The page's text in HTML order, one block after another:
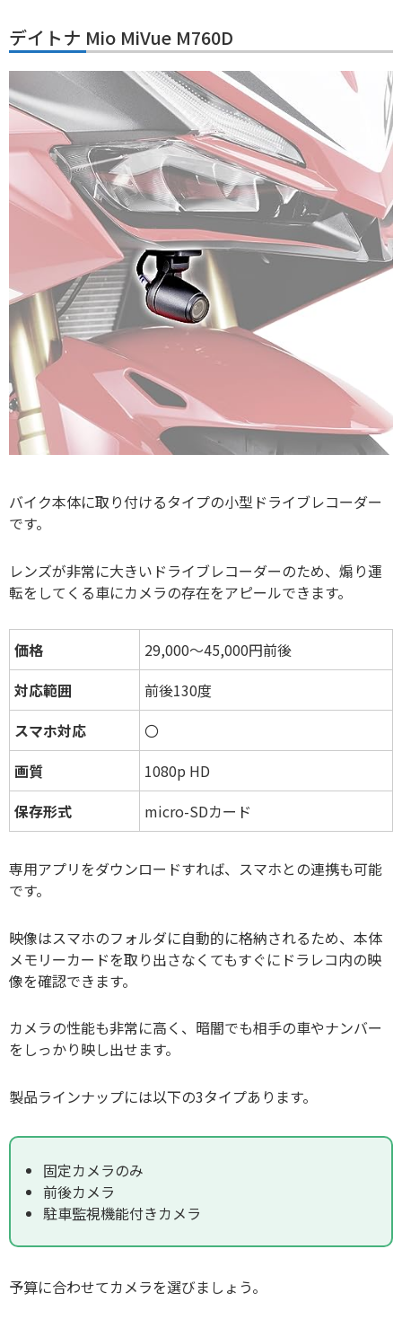
デイトナ Mio MiVue M760D
バイク本体に取り付けるタイプの小型ドライブレコーダー
です。
レンズが非常に大きいドライブレコーダーのため、煽り運
転をしてくる車にカメラの存在をアピールできます。
価格
29,000～45,000円前後
対応範囲
前後130度
スマホ対応
〇
画質
1080p HD
保存形式
micro-SDカード
専用アプリをダウンロードすれば、スマホとの連携も可能
です。
映像はスマホのフォルダに自動的に格納されるため、本体
メモリーカードを取り出さなくてもすぐにドラレコ内の映
像を確認できます。
カメラの性能も非常に高く、暗闇でも相手の車やナンバー
をしっかり映し出せます。
製品ラインナップには以下の3タイプあります。
固定カメラのみ
前後カメラ
駐車監視機能付きカメラ
予算に合わせてカメラを選びましょう。